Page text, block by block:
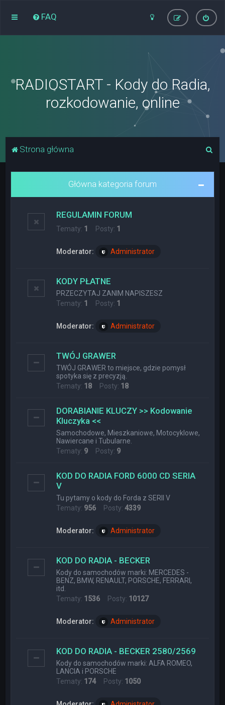
FAQ
RADIOSTART - Kody do Radia,
rozkodowanie, online
Strona główna
Główna kategoria forum
REGULAMIN FORUM
Tematy: 1 Posty: 1
Moderator: Administrator
KODY PŁATNE
PRZECZYTAJ ZANIM NAPISZESZ
Tematy: 1 Posty: 1
Moderator: Administrator
TWÓJ GRAWER
TWÓJ GRAWER to miejsce, gdzie pomysł
spotyka się z precyzją.
Tematy: 18 Posty: 18
DORABIANIE KLUCZY >> Kodowanie
Kluczyka <<
Samochodowe, Mieszkaniowe, Motocyklowe,
Nawiercane i Tubularne.
Tematy: 9 Posty: 9
KOD DO RADIA FORD 6000 CD SERIA
V
Tu pytamy o kody do Forda z SERII V
Tematy: 956 Posty:4339
Moderator: Administrator
KOD DO RADIA - BECKER
Kody do samochodów marki: MERCEDES -
BENZ, BMW, RENAULT, PORSCHE, FERRARI,
itd.
Tematy: 1536 Posty: 10127
Moderator: Administrator
KOD DO RADIA - BECKER 2580/2569
Kody do samochodów marki: ALFA ROMEO,
LANCIA i PORSCHE
Tematy: 174Posty: 1050